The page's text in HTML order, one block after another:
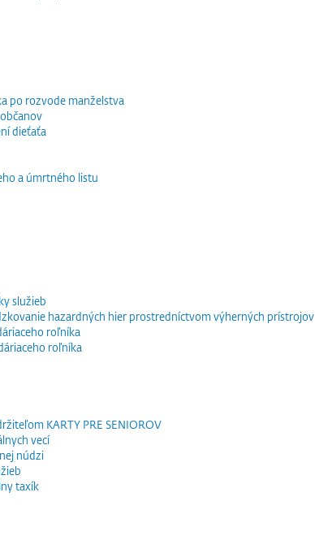
po rozvode manželstva
dieťaťa
a úmrtného listu
služieb
hazardných hier prostredníctvom výherných prístrojov
roľníka
roľníka
KARTY PRE SENIOROV
vecí
núdzi
taxík